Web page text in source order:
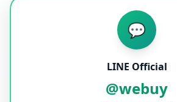
💬
LINE Official
@webuy